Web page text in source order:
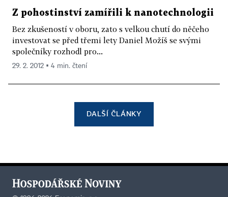
Z pohostinství zamířili k nanotechnologii
Bez zkušeností v oboru, zato s velkou chutí do něčeho
investovat se před třemi lety Daniel Možíš se svými
společníky rozhodl pro...
29. 2. 2012 ▪ 4 min. čtení
DALŠÍ ČLÁNKY